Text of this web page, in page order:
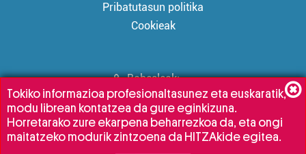
Pribatutasun politika
Cookieak
Babesleak:
Tokiko informazioa profesionaltasunez eta euskaratik,
modu librean kontatzea da gure eginkizuna.
Horretarako zure ekarpena beharrezkoa da, eta ongi
maitatzeko modurik zintzoena da HITZAkide egitea.